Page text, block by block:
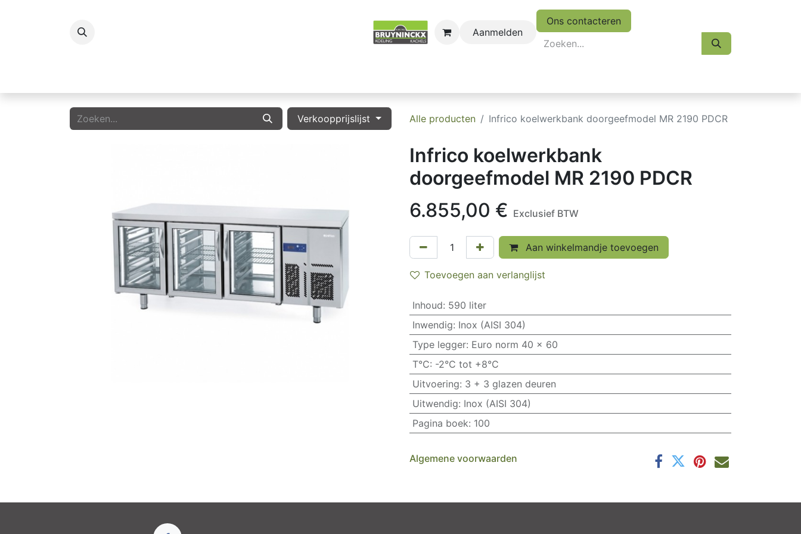
Aanmelden
Ons contacteren
Verkoopprijslijst Alle producten Infrico koelwerkbank doorgeefmodel MR 2190 PDCR
Infrico koelwerkbank
doorgeefmodel MR 2190 PDCR
6.855,00 € Exclusief BTW
Aan winkelmandje toevoegen
Toevoegen aan verlanglijst
Inhoud: 590 liter
Inwendig: Inox (AISI 304)
Type legger: Euro norm 40 x 60
T°C: -2°C tot +8°C
Uitvoering: 3 + 3 glazen deuren
Uitwendig: Inox (AISI 304)
Pagina boek: 100
Algemene voorwaarden